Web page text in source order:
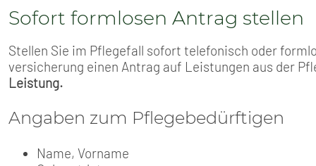
PRESSE
Sofort formlosen Antrag stellen
Stellen Sie im Pflegefall sofort telefonisch oder
versicherung einen Antrag auf Leistungen aus der
Leistung.
Angaben zum Pflegebedürftigen
Name, Vorname